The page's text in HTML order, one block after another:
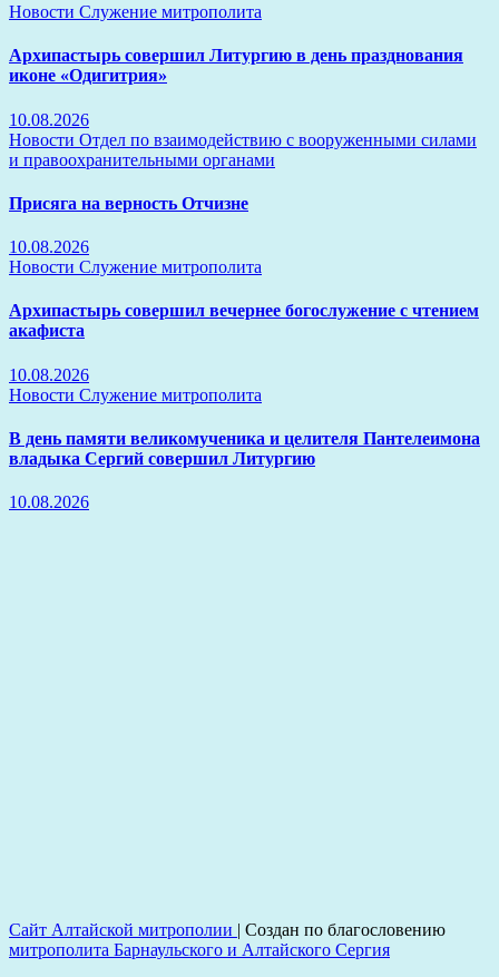
Новости Служение митрополита
Архипастырь совершил Литургию в день празднования
иконе «Одигитрия»
10.08.2026
Новости Отдел по взаимодействию с вооруженными силами
и правоохранительными органами
Присяга на верность Отчизне
10.08.2026
Новости Служение митрополита
Архипастырь совершил вечернее богослужение с чтением
акафиста
10.08.2026
Новости Служение митрополита
В день памяти великомученика и целителя Пантелеимона
владыка Сергий совершил Литургию
10.08.2026
Сайт Алтайской митрополии | Создан по благословению
митрополита Барнаульского и Алтайского Сергия